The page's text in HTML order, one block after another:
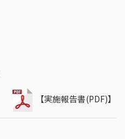
【実施報告書(PDF)】